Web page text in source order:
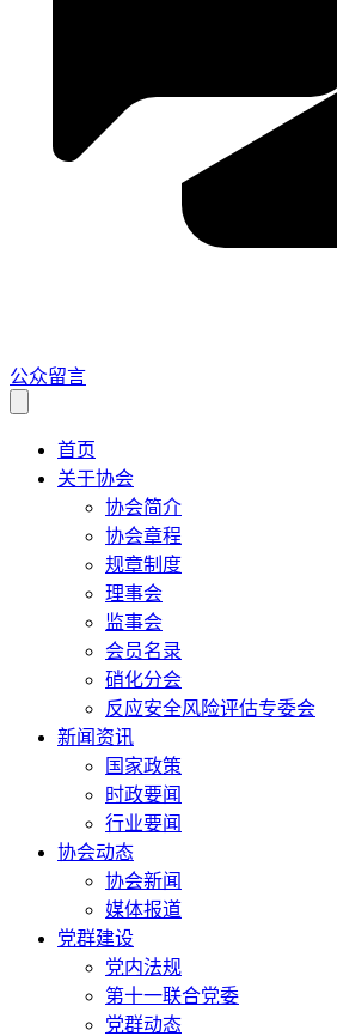
公众留言
首页
关于协会
协会简介
协会章程
规章制度
理事会
监事会
会员名录
硝化分会
反应安全风险评估专委会
新闻资讯
国家政策
时政要闻
行业要闻
协会动态
协会新闻
媒体报道
党群建设
党内法规
第十一联合党委
党群动态